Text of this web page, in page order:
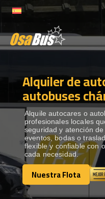
to
ALQUILER DE
DESTINOS
RECORRIDAS
FLOTA
Alquiler de
autobuses
Alquile autocares o
profesionales locales
seguridad y atención
eventos, bodas o
flexible y confiable con
cada necesidad.
Nuestra Flota
Nuestra Flota